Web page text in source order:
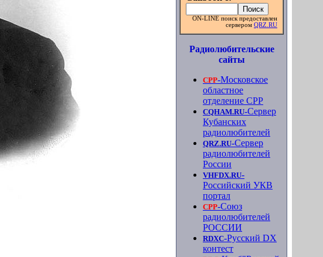
ON-LINE поиск предоставлен
сервером QRZ.RU
Радиолюбительские
сайты
СРР-Московское
областное
отделение СРР
CQHAM.RU-Сервер
Кубанских
радиолюбителей
QRZ.RU-Сервер
радиолюбителей
России
VHFDX.RU-
Российский УКВ
портал
СРР-Союз
радиолюбителей
РОССИИ
RDXC-Русский DX
контест